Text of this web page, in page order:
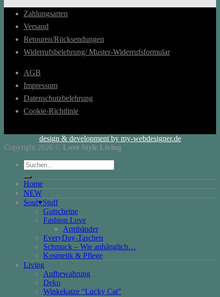
Zahlungsarten
Versand
Retouren/Rücksendungen
Widerrufsbelehrung/ Muster-Widerrufsformular
AGB
Impressum
Datenschutzbelehrung
Cookie-Richtlinie
design & development by my-webdesigner.de
Copyright 2026 © Love Style Living
Suchen
nach:
Home
NEW
Soul♥Stuff
Gutscheine
Fashion Love
Armbänder
EveryDay-Taschen
Schmuck – Wie anhänglich…
Kosmetik & Pflege
Living
Aufbewahrung
Deko
Winkekatze “Lucky Cat”